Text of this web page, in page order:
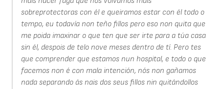
sobreprotectoras con él e queiramos estar con él todo o
tempo, eu todavía non teño fillos pero eso non quita que
me poida imaxinar o que ten que ser irte para a túa casa
sin él, despois de telo nove meses dentro de tí. Pero tes
que comprender que estamos nun hospital, e todo o que
facemos non é con mala intención, nós non gañamos
nada separando ás nais dos seus fillos nin quitándollos